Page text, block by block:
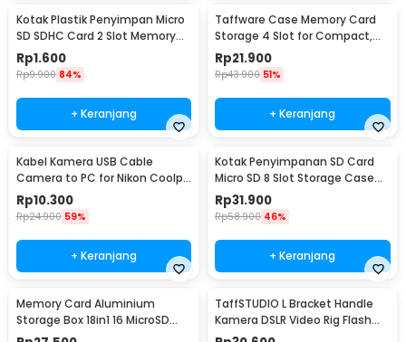
Kotak Plastik Penyimpan Micro
SD SDHC Card 2 Slot Memory
Card Storage - SD10
Rp1.600
Rp9.900 84%
+ Keranjang
Taffware Case Memory Card
Storage 4 Slot for Compact,
SD, and Micro SD - WC0572
Rp21.900
Rp43.900 51%
+ Keranjang
Kabel Kamera USB Cable
Camera to PC for Nikon Coolpix
1.5 M - UC-E6
Rp10.300
Rp24.900 59%
+ Keranjang
Kotak Penyimpanan SD Card
Micro SD 8 Slot Storage Case
Anti Benturan - 421
Rp31.900
Rp58.900 46%
+ Keranjang
Memory Card Aluminium
Storage Box 18in1 16 MicroSD
and 2 SD Card - JJC
TaffSTUDIO L Bracket Handle
Kamera DSLR Video Rig Flash
Light Mount - XDV-1